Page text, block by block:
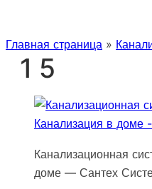
Главная страница »
1 5
Канализационная
доме — Сантех